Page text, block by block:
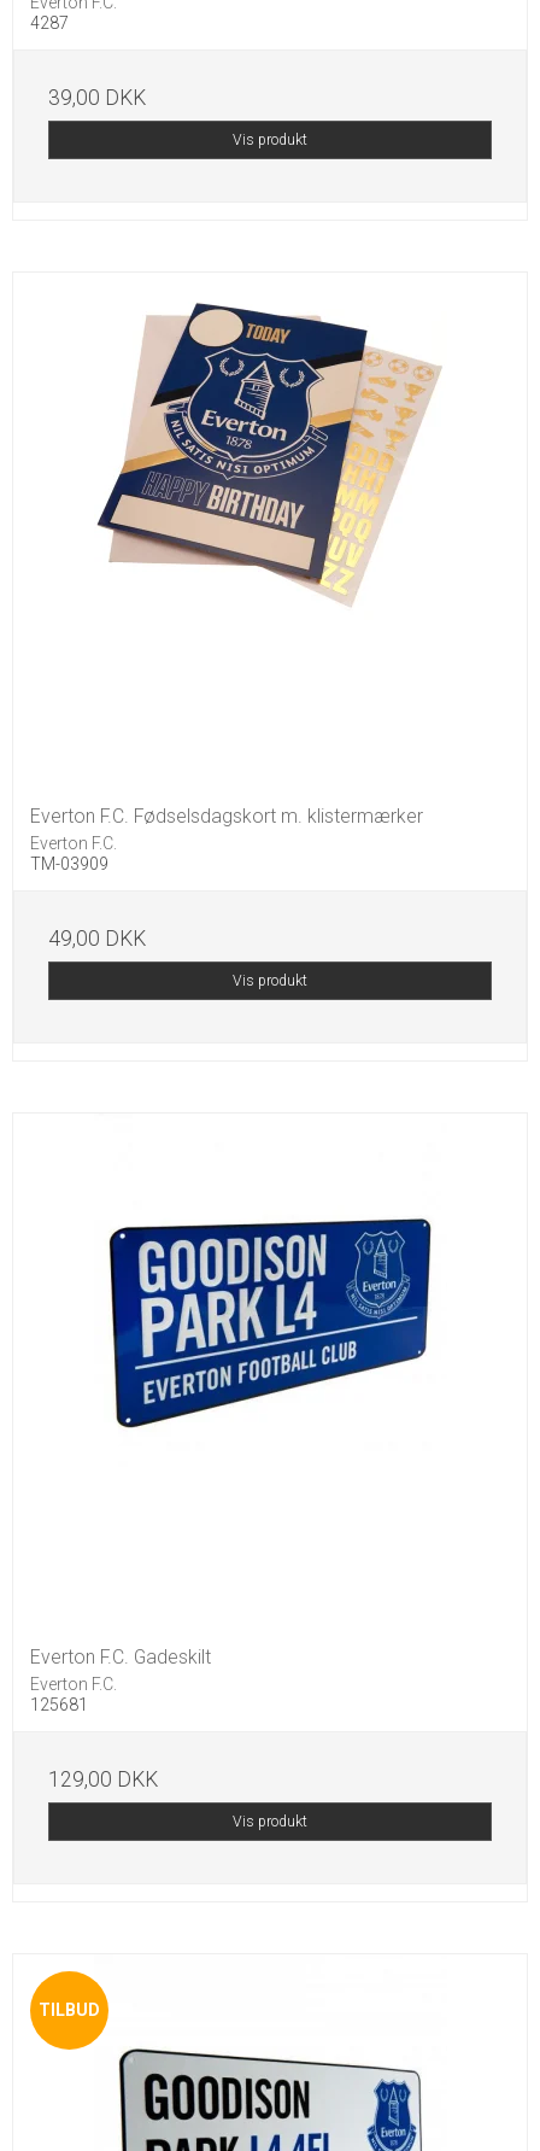
4287
39,00 DKK
Vis produkt
Everton F.C. Fødselsdagskort m. klistermærker
Everton F.C.
TM-03909
49,00 DKK
Vis produkt
Everton F.C. Gadeskilt
Everton F.C.
125681
129,00 DKK
Vis produkt
TILBUD